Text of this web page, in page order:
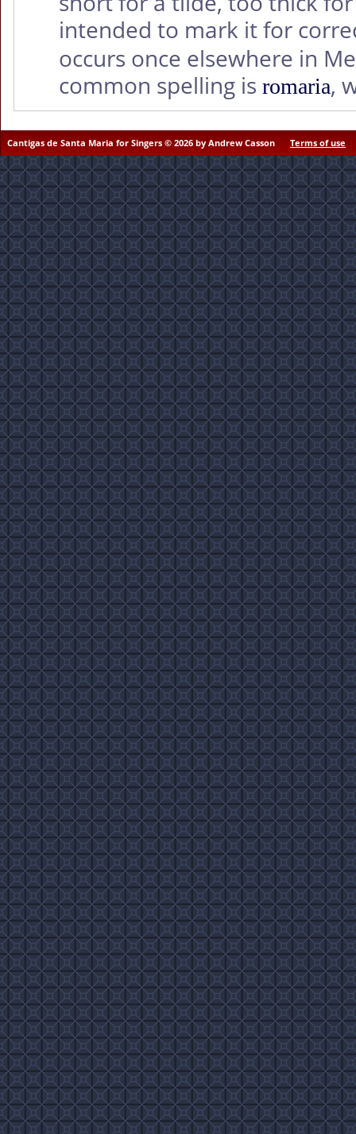
intended to mark it for
occurs once elsewhere in
common spelling is romaria,
Cantigas de Santa Maria for Singers © 2026 by Andrew Casson Terms of use